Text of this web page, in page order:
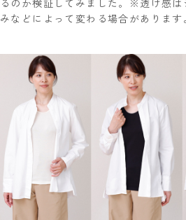
るのか検証してみました。※透け感は
みなどによって変わる場合があります